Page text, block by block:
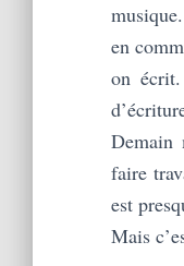
en
on
Demain
faire
est
Mais